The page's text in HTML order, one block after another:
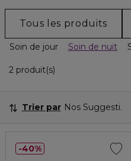
Tous les produits
Soin de jour Soin de nuit
2 produit(s)
Trier par Nos Suggestions
40%